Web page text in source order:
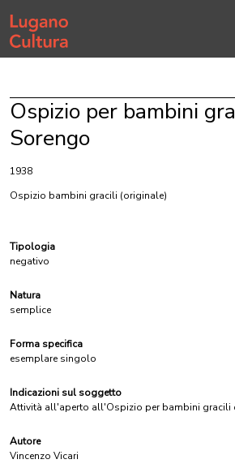
Home page
Ospizio per bambini
Sorengo
1938
Ospizio bambini gracili (originale)
Tipologia
negativo
Natura
semplice
Forma specifica
esemplare singolo
Indicazioni sul soggetto
Attività all'aperto all'Ospizio per bambini gracili
Autore
Vincenzo Vicari